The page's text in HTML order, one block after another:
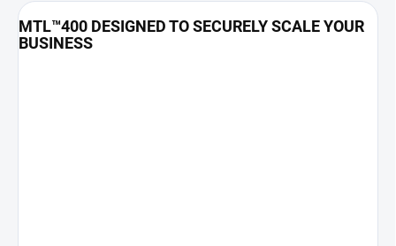
MTL™400 DESIGNED TO SECURELY SCALE YOUR
BUSINESS